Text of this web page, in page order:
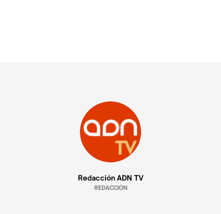
Redacción ADN TV
REDACCIÓN